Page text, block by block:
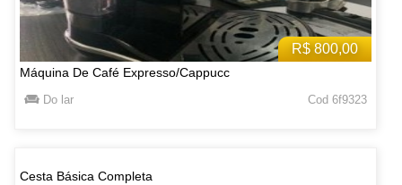
R$ 800,00
Máquina De Café Expresso/Cappucc
Do lar Cod 6f9323
Cesta Básica Completa